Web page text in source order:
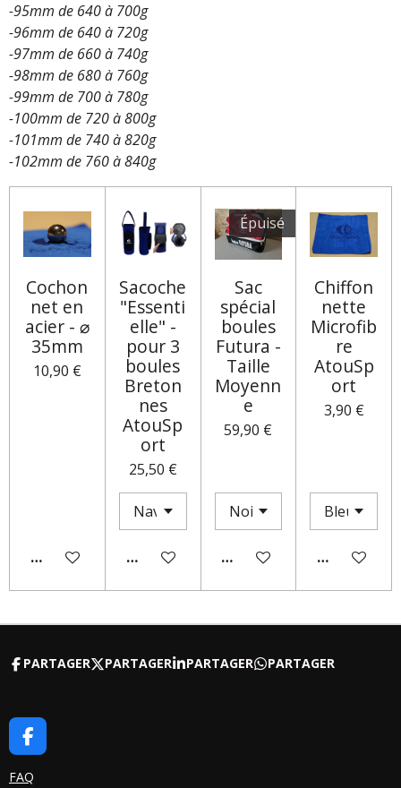
-95mm de 640 à 700g
-96mm de 640 à 720g
-97mm de 660 à 740g
-98mm de 680 à 760g
-99mm de 700 à 780g
-100mm de 720 à 800g
-101mm de 740 à 820g
-102mm de 760 à 840g
Cochon
net en
acier - ⌀
35mm
10,90 €
AJOUTER AU PANIER
Sacoche
"Essenti
elle" -
pour 3
boules
Breton
nes
AtouSp
ort
25,50 €
AJOUTER AU PANIER
Épuisé
Sac
spécial
boules
Futura -
Taille
Moyenn
e
59,90 €
M'AVERTIR SI DISPONIBLE
Chiffon
nette
Microfib
re
AtouSp
ort
3,90 €
AJOUTER
PARTAGER PARTAGER PARTAGER PARTAGER
F
A
C
FAQ